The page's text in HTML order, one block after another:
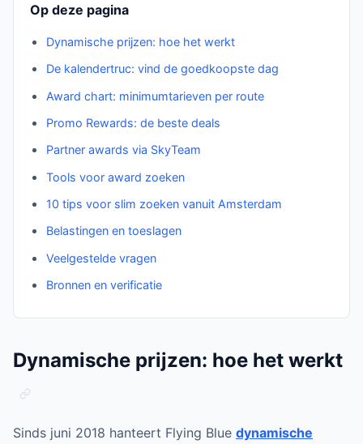
Op deze pagina
Dynamische prijzen: hoe het werkt
De kalendertruc: vind de goedkoopste dag
Award chart: minimumtarieven per route
Promo Rewards: de beste deals
Partner awards via SkyTeam
Tools voor award zoeken
10 tips voor slim zoeken vanuit Amsterdam
Belastingen en toeslagen
Veelgestelde vragen
Bronnen en verificatie
Dynamische prijzen: hoe het werkt
Sinds juni 2018 hanteert Flying Blue dynamische